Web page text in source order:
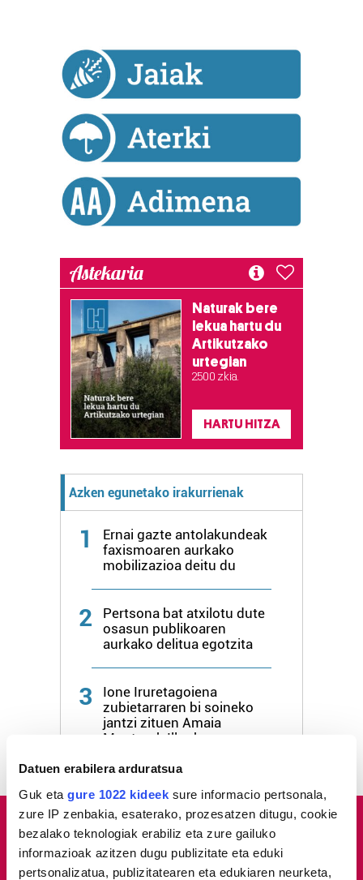
Datuen erabilera arduratsua
Guk eta gure 1022 kideek sure informacio pertsonala,
zure IP zenbakia, esaterako, prozesatzen ditugu, cookie
bezalako teknologiak erabiliz eta zure gailuko
informazioak azitzen dugu publizitate eta eduki
pertsonalizatua, publizitatearen eta edukiaren neurketa,
Astekaria
Naturak bere
lekua hartu du
Artikutzako
urtegian
2.500 zkia.
HARTU HITZA
Azken egunetako irakurrienak
1
Ernai gazte antolakundeak
faxismoaren aurkako
mobilizazioa deitu du
2
Pertsona bat atxilotu dute
osasun publikoaren
aurkako delitua egotzita
3
Ione Iruretagoiena
zubietarraren bi soineko
jantzi zituen Amaia
Monterok Illunben